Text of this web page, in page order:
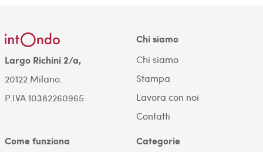
Largo Richini 2/a,
20122 Milano.
P.IVA 10382260965
Chi siamo
Chi siamo
Stampa
Lavora con noi
Contatti
Come funziona Categorie